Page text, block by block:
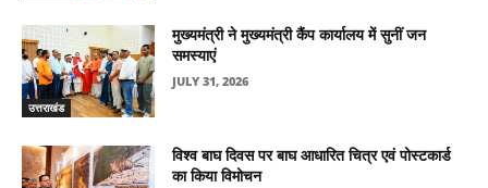
उत्तराखंड
मुख्यमंत्री ने मुख्यमंत्री कैंप कार्यालय में सुनीं जन
समस्याएं
JULY 31, 2026
विश्व बाघ दिवस पर बाघ आधारित चित्र एवं पोस्टकार्ड
का किया विमोचन